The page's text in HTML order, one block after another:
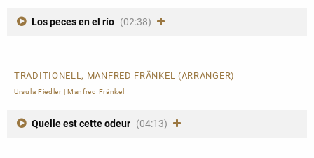
Los peces en el río (02:38)
TRADITIONELL, MANFRED FRÄNKEL (ARRANGER)
Ursula Fiedler| Manfred Fränkel
Quelle est cette odeur (04:13)